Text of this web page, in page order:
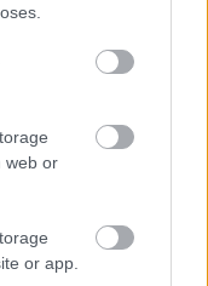
web or
or app.
meg,